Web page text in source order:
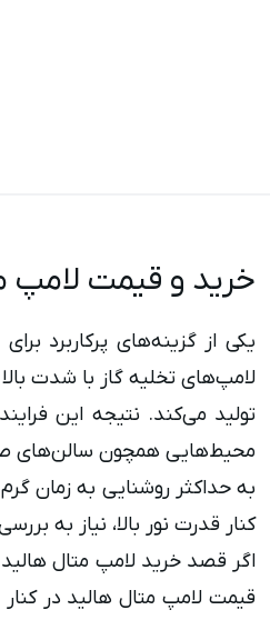
خرید و قیمت لامپ
یکی از گزینه‌های پرکاربرد
تولید می‌کند. نتیجه این
محیط‌هایی همچون سالن‌های
به حداکثر روشنایی به زمان
کنار قدرت نور بالا، نیاز به
اگر قصد خرید لامپ متال هالید
قیمت لامپ متال هالید در